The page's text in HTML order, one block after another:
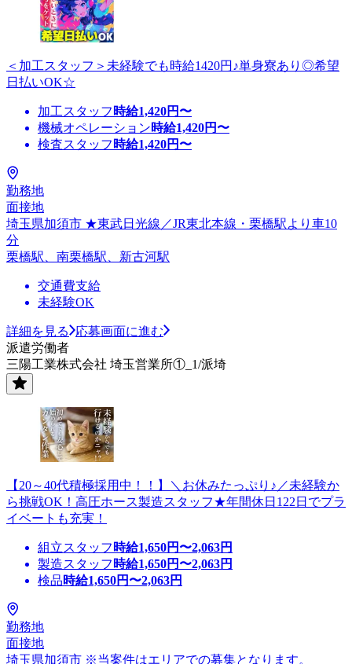
＜加工スタッフ＞未経験でも時給1420円♪単身寮あり◎希望
日払いOK☆
加工スタッフ 時給1,420円〜
機械オペレーション時給1,420円〜
検査スタッフ 時給1,420円〜
勤務地
面接地
埼玉県加須市 ★東武日光線／JR東北本線・栗橋駅より車10
分
栗橋駅、南栗橋駅、新古河駅
交通費支給
未経験OK
詳細を見る
応募画面に進む
派遣労働者
三陽工業株式会社 埼玉営業所①_1/派埼
【20～40代積極採用中！！】＼お休みたっぷり♪／未経験か
ら挑戦OK！高圧ホース製造スタッフ★年間休日122日でプラ
イベートも充実！
組立スタッフ 時給1,650円〜2,063円
製造スタッフ 時給1,650円〜2,063円
検品時給1,650円〜2,063円
勤務地
面接地
埼玉県加須市 ※当案件はエリアでの募集となります。